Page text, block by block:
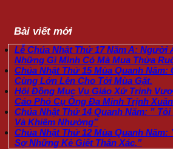
Bài viết mới
Lễ Chúa Nhật Thứ 17 Năm A: Người
Những Gì Mình Có Mà Mua Thửa
Chúa Nhật Thứ 15 Mùa Quanh Năm:
Cùng Lớn Lên Cho Tới Mùa Gặt.
Hội Đồng Mục Vụ Giáo Xứ Trinh
Cáo Phó Cụ Ông Đa Minh Trịnh
Chúa Nhật Thứ 14 Quanh Năm: ”
Và Khiêm Nhường”
Chúa Nhật Thứ 12 Mùa Quanh Năm:
Sợ Những Kẻ Giết Thân Xác.”